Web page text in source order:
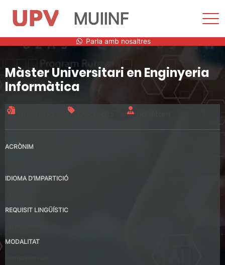
MUIINF
Parla amb nosaltres
Màster Universitari en Enginyeria
Informàtica
ACRÒNIM
IDIOMA D’IMPARTICIÓ
REQUISIT LINGÜÍSTIC
MODALITAT